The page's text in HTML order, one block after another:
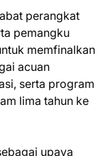
perangkat
pemangku
memfinalkan
acuan
serta program
lima tahun ke
upaya